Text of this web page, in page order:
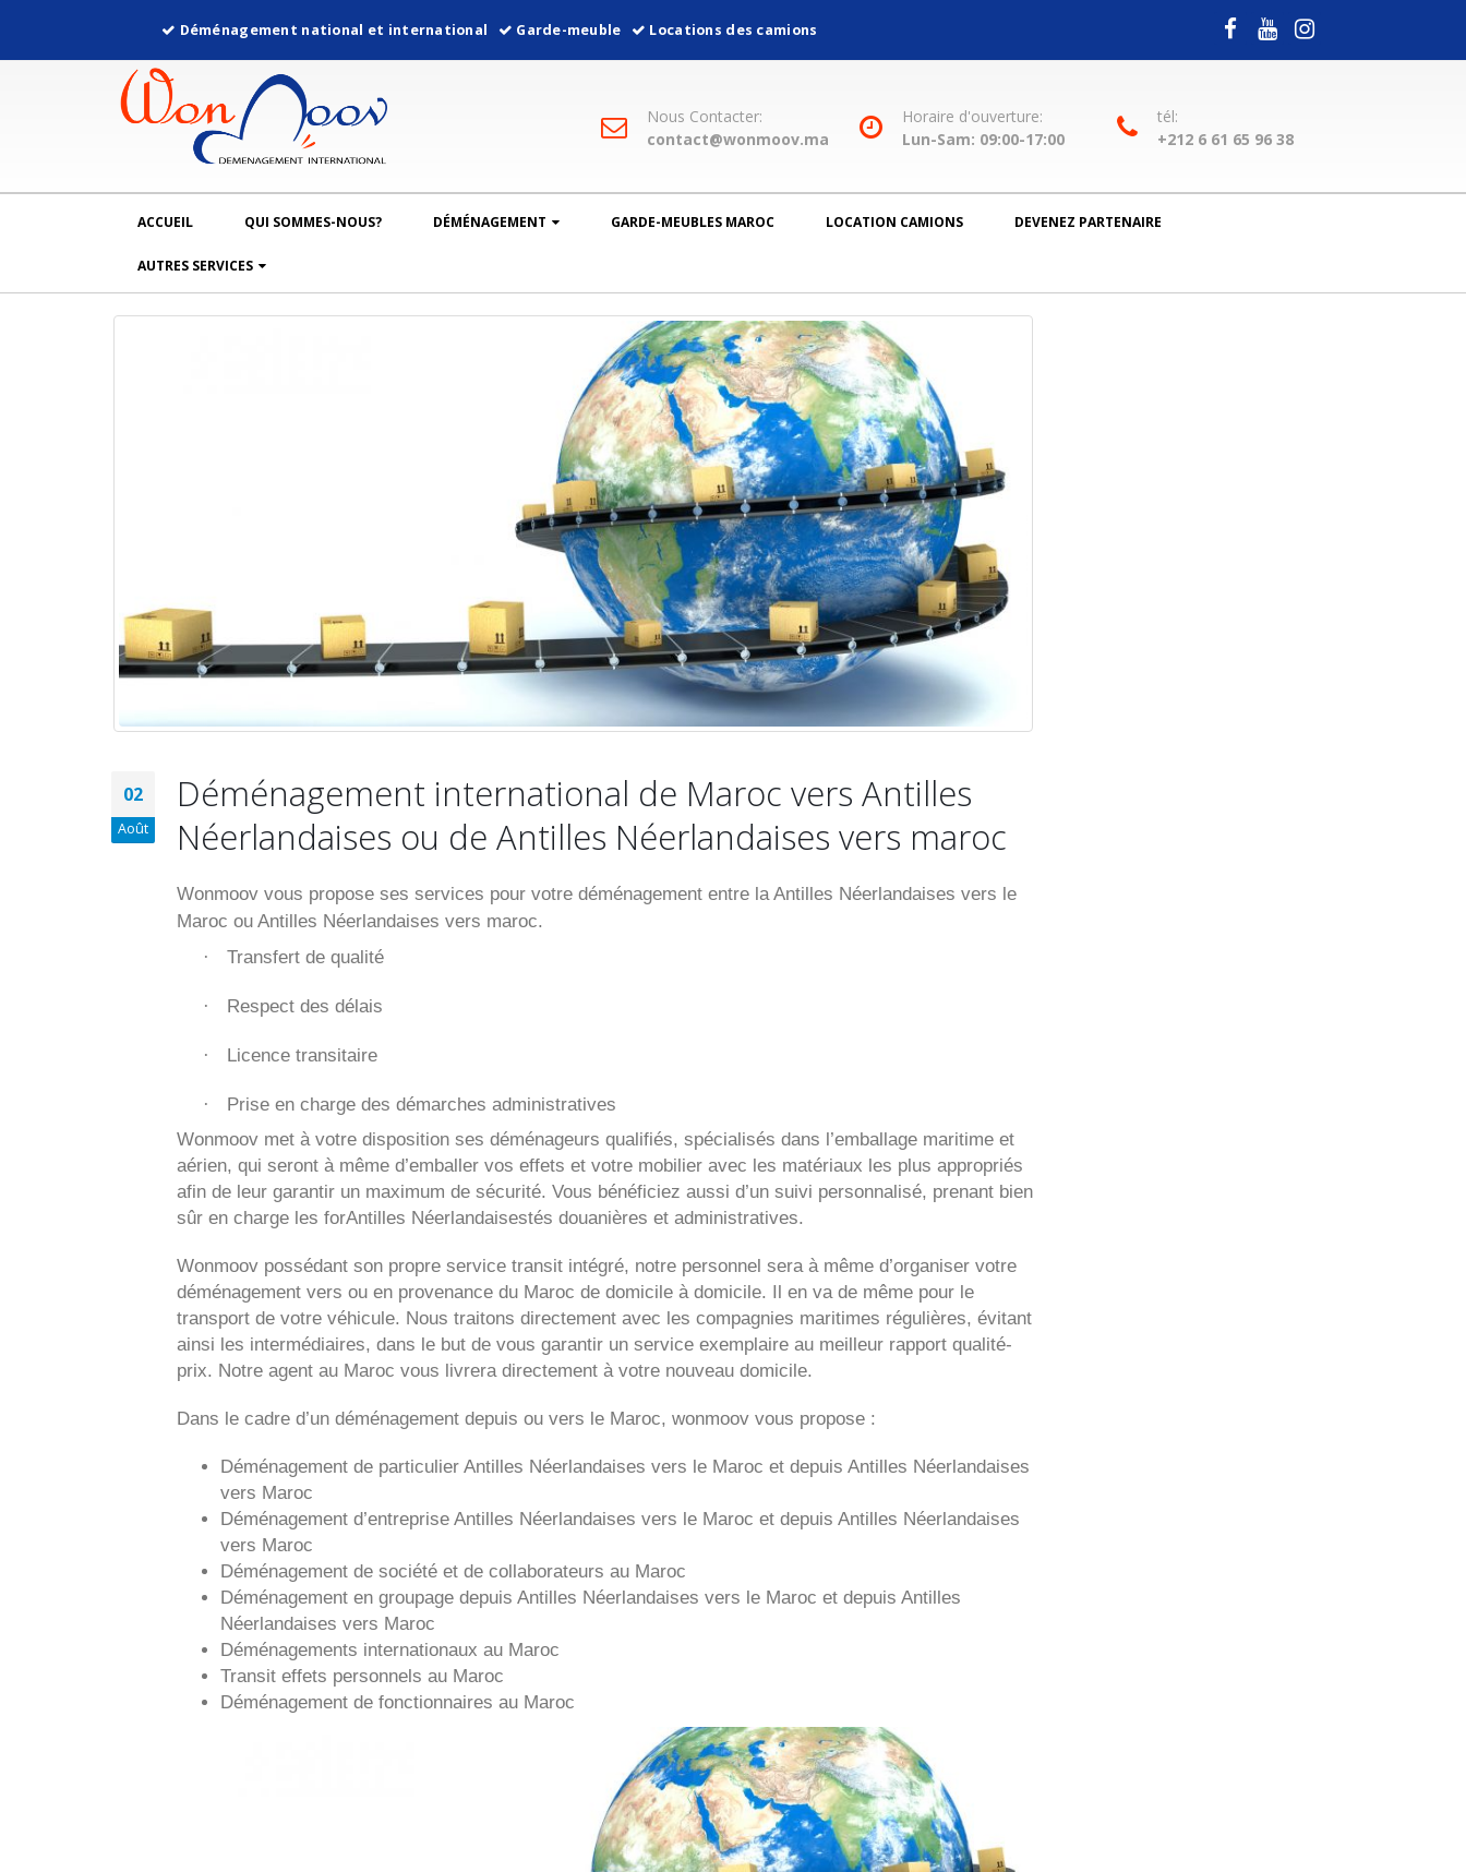
Déménagement national et international Garde-meuble Locations des camions
Nous Contacter:
contact@wonmoov.ma
Horaire d'ouverture:
Lun-Sam: 09:00-17:00
tél:
+212 6 61 65 96 38
ACCUEIL QUI SOMMES-NOUS? DÉMÉNAGEMENT GARDE-MEUBLES MAROC LOCATION CAMIONS DEVENEZ PARTENAIRE
AUTRES SERVICES
02
Août
Déménagement international de Maroc vers Antilles
Néerlandaises ou de Antilles Néerlandaises vers maroc
Wonmoov vous propose ses services pour votre déménagement entre la Antilles Néerlandaises vers le
Maroc ou Antilles Néerlandaises vers maroc.
· Transfert de qualité
· Respect des délais
· Licence transitaire
·
Prise en charge des démarches administratives
Wonmoov met à votre disposition ses déménageurs qualifiés, spécialisés dans l’emballage maritime et
aérien, qui seront à même d’emballer vos effets et votre mobilier avec les matériaux les plus appropriés
afin de leur garantir un maximum de sécurité. Vous bénéficiez aussi d’un suivi personnalisé, prenant bien
sûr en charge les forAntilles Néerlandaisestés douanières et administratives.
Wonmoov possédant son propre service transit intégré, notre personnel sera à même d’organiser votre
déménagement vers ou en provenance du Maroc de domicile à domicile. Il en va de même pour le
transport de votre véhicule. Nous traitons directement avec les compagnies maritimes régulières, évitant
ainsi les intermédiaires, dans le but de vous garantir un service exemplaire au meilleur rapport qualité-
prix. Notre agent au Maroc vous livrera directement à votre nouveau domicile.
Dans le cadre d’un déménagement depuis ou vers le Maroc, wonmoov vous propose :
Déménagement de particulier Antilles Néerlandaises vers le Maroc et depuis Antilles Néerlandaises
vers Maroc
Déménagement d’entreprise Antilles Néerlandaises vers le Maroc et depuis Antilles Néerlandaises
vers Maroc
Déménagement de société et de collaborateurs au Maroc
Déménagement en groupage depuis Antilles Néerlandaises vers le Maroc et depuis Antilles
Néerlandaises vers Maroc
Déménagements internationaux au Maroc
Transit effets personnels au Maroc
Déménagement de fonctionnaires au Maroc